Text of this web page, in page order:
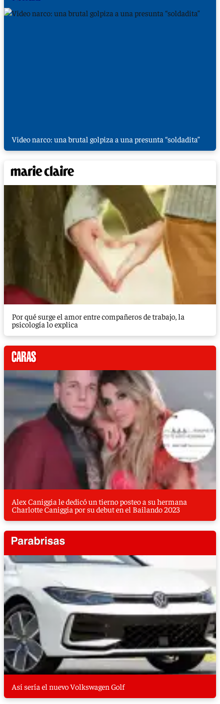
Video narco: una brutal golpiza a una presunta “soldadita”
Por qué surge el amor entre compañeros de trabajo, la
psicología lo explica
Alex Caniggia le dedicó un tierno posteo a su hermana
Charlotte Caniggia por su debut en el Bailando 2023
Así sería el nuevo Volkswagen Golf